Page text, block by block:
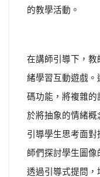
的教學活動。
在講師引導下，教
緒學習互動遊戲
碼功能，將複雜的
於將抽象的情緒概
引導學生思考面
師們探討學生圖
透過引導式提問，